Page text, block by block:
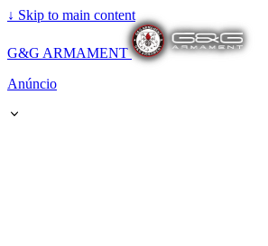
↓ Skip to main content
G&G ARMAMENT
Anúncio